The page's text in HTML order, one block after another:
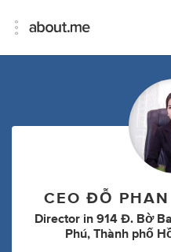
CEO ĐỖ
Director in 914 Đ. Bờ
Phú, Thành phố